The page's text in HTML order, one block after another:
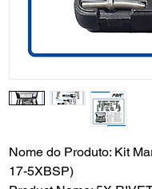
Nome do Produto: Kit
17-5XBSP)